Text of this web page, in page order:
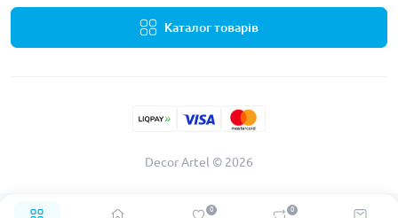
0 0
Каталог товарів
Decor Artel © 2026